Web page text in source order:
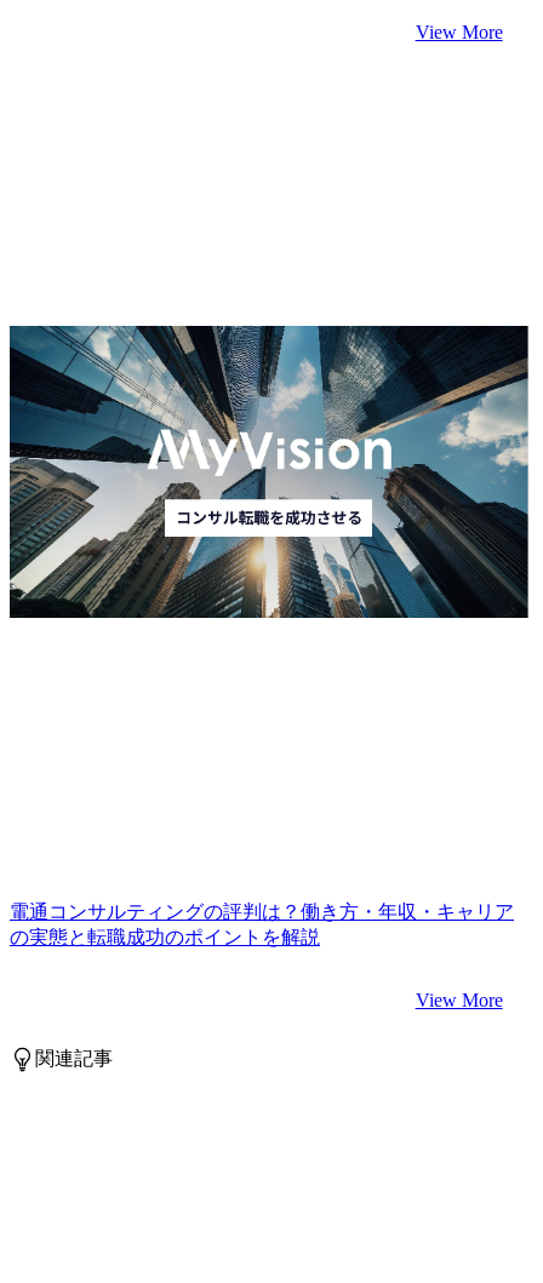
View More
電通コンサルティングの評判は？働き方・年収・キャリア
の実態と転職成功のポイントを解説
View More
関連記事